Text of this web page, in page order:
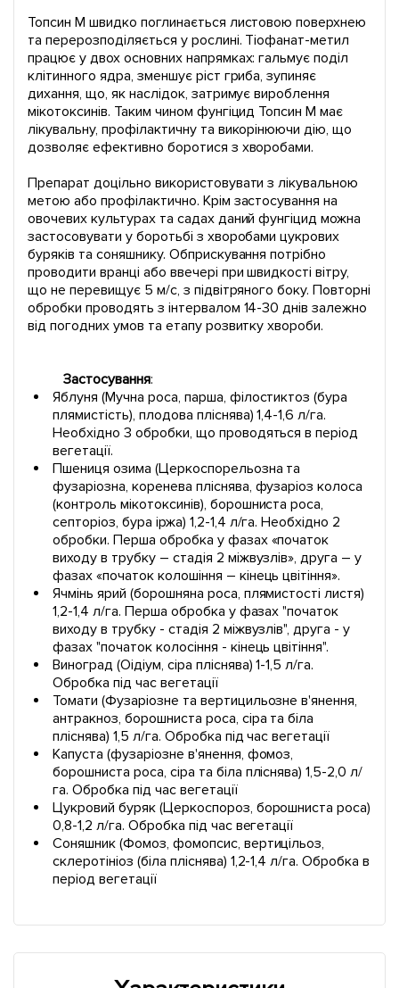
Топсин М швидко поглинається листовою поверхнею
та перерозподіляється у рослині. Тіофанат-метил
працює у двох основних напрямках: гальмує поділ
клітинного ядра, зменшує ріст гриба, зупиняє
дихання, що, як наслідок, затримує вироблення
мікотоксинів. Таким чином фунгіцид Топсин М має
лікувальну, профілактичну та викорінюючи дію, що
дозволяє ефективно боротися з хворобами.
Препарат доцільно використовувати з лікувальною
метою або профілактично. Крім застосування на
овочевих культурах та садах даний фунгіцид можна
застосовувати у боротьбі з хворобами цукрових
буряків та соняшнику. Обприскування потрібно
проводити вранці або ввечері при швидкості вітру,
що не перевищує 5 м/с, з підвітряного боку. Повторні
обробки проводять з інтервалом 14-30 днів залежно
від погодних умов та етапу розвитку хвороби.
Застосування:
Яблуня (Мучна роса, парша, філостиктоз (бура
плямистість), плодова пліснява) 1,4-1,6 л/га.
Необхідно 3 обробки, що проводяться в період
вегетації.
Пшениця озима (Церкоспорельозна та
фузаріозна, коренева пліснява, фузаріоз колоса
(контроль мікотоксинів), борошниста роса,
септоріоз, бура іржа) 1,2-1,4 л/га. Необхідно 2
обробки. Перша обробка у фазах «початок
виходу в трубку – стадія 2 міжвузлів», друга – у
фазах «початок колошіння – кінець цвітіння».
Ячмінь ярий (борошняна роса, плямистості листя)
1,2-1,4 л/га. Перша обробка у фазах "початок
виходу в трубку - стадія 2 міжвузлів", друга - у
фазах "початок колосіння - кінець цвітіння".
Виноград (Оідіум, сіра пліснява) 1-1,5 л/га.
Обробка під час вегетації
Томати (Фузаріозне та вертицильозне в'янення,
антракноз, борошниста роса, сіра та біла
пліснява) 1,5 л/га. Обробка під час вегетації
Капуста (фузаріозне в'янення, фомоз,
борошниста роса, сіра та біла пліснява) 1,5-2,0 л/
га. Обробка під час вегетації
Цукровий буряк (Церкоспороз, борошниста роса)
0,8-1,2 л/га. Обробка під час вегетації
Соняшник (Фомоз, фомопсис, вертицільоз,
склеротініоз (біла пліснява) 1,2-1,4 л/га. Обробка в
період вегетації